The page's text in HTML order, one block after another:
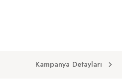
Kampanya Detayları